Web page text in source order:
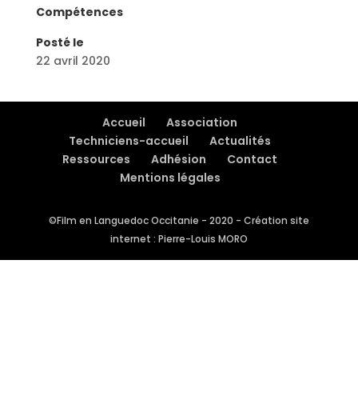
Compétences
Posté le
22 avril 2020
Accueil
Association
Techniciens-accueil
Actualités
Ressources
Adhésion
Contact
Mentions légales
©Film en Languedoc Occitanie - 2020 - Création site
internet : Pierre-Louis MORO